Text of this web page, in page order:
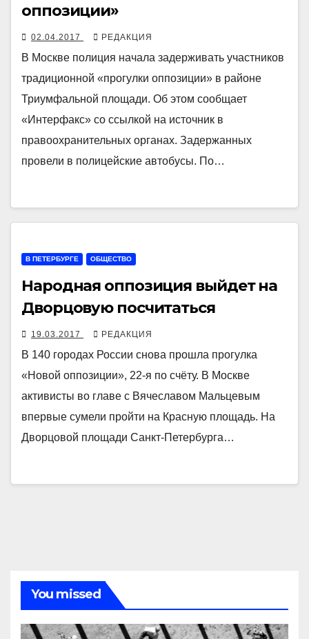
оппозиции»
02.04.2017 РЕДАКЦИЯ
В Москве полиция начала задерживать участников
традиционной «прогулки оппозиции» в районе
Триумфальной площади. Об этом сообщает
«Интерфакс» со ссылкой на источник в
правоохранительных органах. Задержанных
провели в полицейские автобусы. По…
В ПЕТЕРБУРГЕ ОБЩЕСТВО
Народная оппозиция выйдет на
Дворцовую посчитаться
19.03.2017 РЕДАКЦИЯ
В 140 городах России снова прошла прогулка
«Новой оппозиции», 22-я по счёту. В Москве
активисты во главе с Вячеславом Мальцевым
впервые сумели пройти на Красную площадь. На
Дворцовой площади Санкт-Петербурга…
You missed